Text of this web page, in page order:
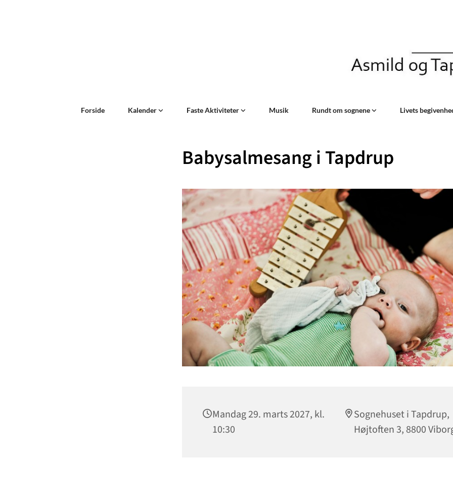
Forside Kalender Faste Aktiviteter Musik Rundt om sognene Livets
Babysalmesang i Tapdrup
Mandag 29. marts 2027, kl.
10:30
Sognehuset i Tapdrup,
Højtoften 3, 8800